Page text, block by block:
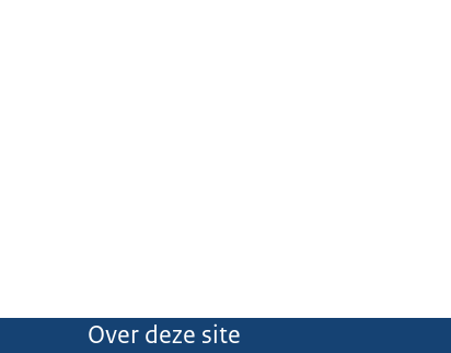
Over deze site